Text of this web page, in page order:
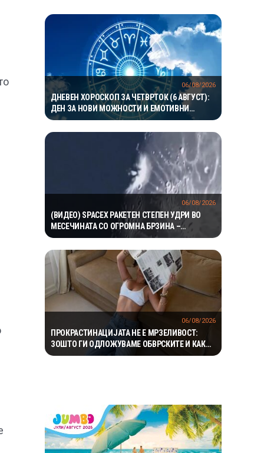
ДНЕВЕН ХОРОСКОП ЗА ЧЕТВРТОК (6 АВГУСТ):
ДЕН ЗА НОВИ МОЖНОСТИ И ЕМОТИВНИ
ПРЕСВРТИ
06/08/2026
(ВИДЕО) SPACEX РАКЕТЕН СТЕПЕН УДРИ ВО
МЕСЕЧИНАТА СО ОГРОМНА БРЗИНА –
НАУЧНИЦИТЕ ОЧЕКУВААТ НОВ КРАТЕР И
ВАЖНИ СОЗНАНИЈА
06/08/2026
ПРОКРАСТИНАЦИЈАТА НЕ Е МРЗЕЛИВОСТ:
ЗОШТО ГИ ОДЛОЖУВАМЕ ОБВРСКИТЕ И КАКО
ДА ГО ПРЕКИНЕМЕ МАЃЕПСАНИОТ КРУГ
06/08/2026